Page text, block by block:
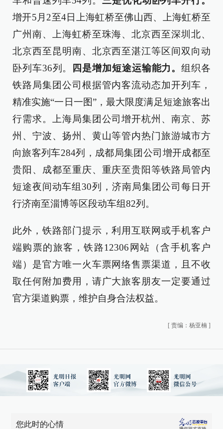
增开5月2至4日上海虹桥至佛山西、上海虹桥至
广州南、上海虹桥至珠海、北京西至深圳北、
北京西至昆明南、北京西至湛江等区间双向动
卧列车36列。
四是增加短途运输能力。组织各
铁路局集团公司根据管内客流动态加开列车，
精准实施“一日一图”，最大限度满足短途旅客出
行需求。上海局集团公司增开杭州、南京、苏
州、宁波、扬州、黄山等管内热门旅游城市方
向旅客列车284列，成都局集团公司增开成都至
贵阳、成都至重庆、重庆至贵阳等铁路局管内
短途夜间动车组30列，济南局集团公司每日开
行济南至淄博等区段动车组82列。
此外，铁路部门提示，利用互联网或手机客户
端购票的旅客，铁路12306网站（含手机客户
端）是官方唯一火车票网络售票渠道，且不收
取任何附加费用，请广大旅客朋友一定要通过
官方渠道购票，维护自身合法权益。
[ 责编：杨亚楠 ]
您此时的心情